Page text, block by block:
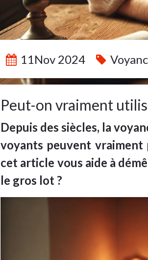
11Nov 2024
Peut-on vraiment
Depuis des siècles, la
voyants peuvent vraiment
cet article vous aide à
le gros lot ?